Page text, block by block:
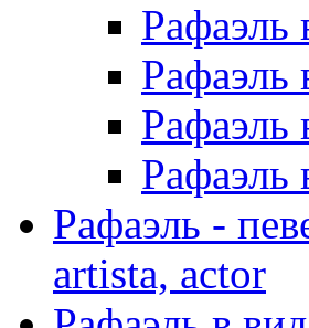
Рафаэль
Рафаэль
Рафаэль
Рафаэль
Рафаэль -
artista, actor